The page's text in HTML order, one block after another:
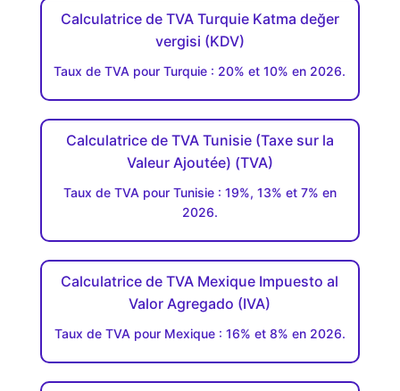
Calculatrice de TVA Turquie Katma değer
vergisi (KDV)
Taux de TVA pour Turquie : 20% et 10% en 2026.
Calculatrice de TVA Tunisie (Taxe sur la
Valeur Ajoutée) (TVA)
Taux de TVA pour Tunisie : 19%, 13% et 7% en
2026.
Calculatrice de TVA Mexique Impuesto al
Valor Agregado (IVA)
Taux de TVA pour Mexique : 16% et 8% en 2026.